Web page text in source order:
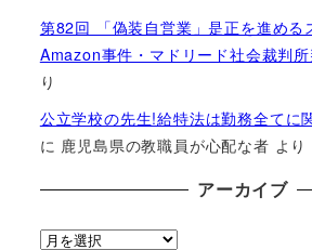
第82回 「偽装自営業」是正を進める
Amazon事件・マドリード社会裁判
り
公立学校の先生!給特法は勤務全てに
に 鹿児島県の教職員が心配な者 より
アーカイブ
ア